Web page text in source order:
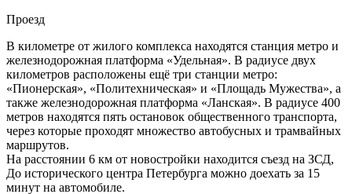
Проезд
В километре от жилого комплекса находятся станция метро и
железнодорожная платформа «Удельная». В радиусе двух
километров расположены ещё три станции метро:
«Пионерская», «Политехническая» и «Площадь Мужества», а
также железнодорожная платформа «Ланская». В радиусе 400
метров находятся пять остановок общественного транспорта,
через которые проходят множество автобусных и трамвайных
маршрутов.
На расстоянии 6 км от новостройки находится съезд на ЗСД,
До исторического центра Петербурга можно доехать за 15
минут на автомобиле.